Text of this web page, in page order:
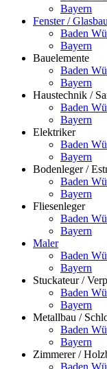
Bayern
Fenster / Glasbau
Baden
Bayern
Bauelemente
Baden
Bayern
Haustechnik /
Baden
Bayern
Elektriker
Baden
Bayern
Bodenleger /
Baden
Bayern
Fliesenleger
Baden
Bayern
Maler
Baden
Bayern
Stuckateur /
Baden
Bayern
Metallbau /
Baden
Bayern
Zimmerer /
Baden